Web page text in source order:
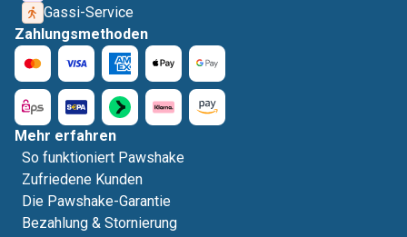
Gassi-Service
Zahlungsmethoden
Mehr erfahren
So funktioniert Pawshake
Zufriedene Kunden
Die Pawshake-Garantie
Bezahlung & Stornierung